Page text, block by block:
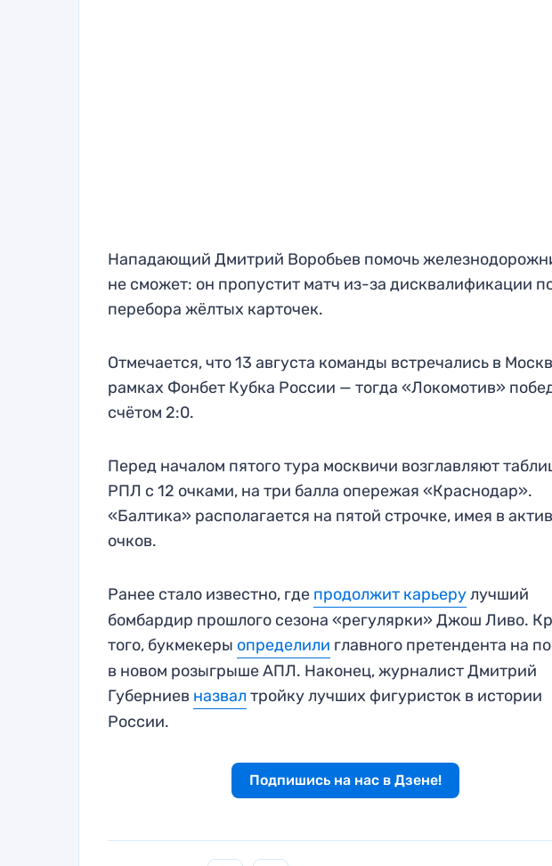
Нападающий Дмитрий Воробьев помочь
не сможет: он пропустит матч из-за дисквалификации
перебора жёлтых карточек.
Отмечается, что 13 августа команды встречались в
рамках Фонбет Кубка России — тогда «Локомотив»
счётом 2:0.
Перед началом пятого тура москвичи возглавляют
РПЛ с 12 очками, на три балла опережая «Краснодар».
«Балтика» располагается на пятой строчке, имея в
очков.
Ранее стало известно, где продолжит карьерулучший
бомбардир прошлого сезона «регулярки» Джош Ливо.
того, букмекеры определили главного претендента на
в новом розыгрыше АПЛ. Наконец, журналист Дмитрий
Губерниев назвалтройку лучших фигуристок в истории
России.
Подпишись на нас в Дзене!